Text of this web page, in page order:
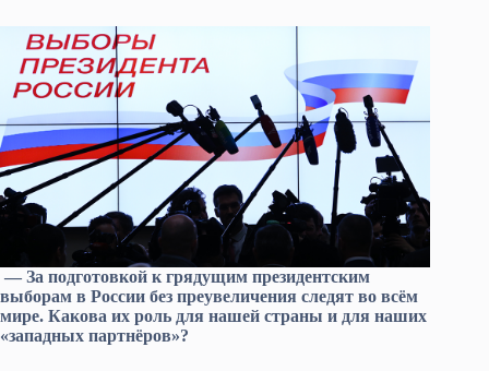
— За подготовкой к грядущим президентским
выборам в России без преувеличения следят во всём
мире. Какова их роль для нашей страны и для наших
«западных партнёров»?